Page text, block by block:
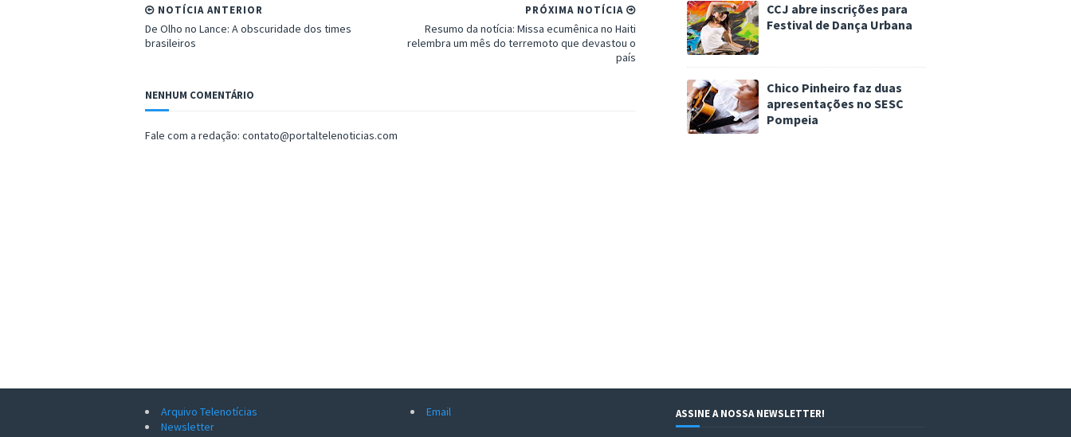
PRÓXIMA NOTÍCIA
Resumo da notícia: Missa ecumênica no Haiti
relembra um mês do terremoto que devastou o
país
NOTÍCIA ANTERIOR
De Olho no Lance: A obscuridade dos times
brasileiros
NENHUM COMENTÁRIO
Fale com a redação: contato@portaltelenoticias.com
CCJ abre inscrições para
Festival de Dança Urbana
Chico Pinheiro faz duas
apresentações no SESC
Pompeia
Arquivo Telenotícias
Newsletter
Email ASSINE A NOSSA NEWSLETTER!